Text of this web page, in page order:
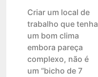
Criar um local de
trabalho que tenha
um bom clima
embora pareça
complexo, não é
um “bicho de 7